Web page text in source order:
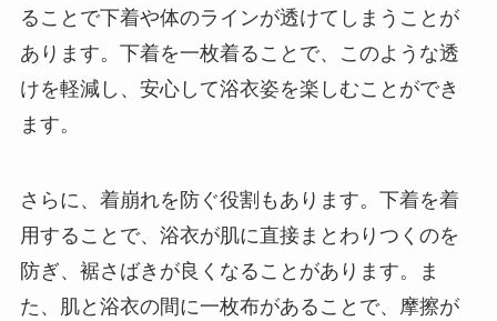
ることで下着や体のラインが透けてしまうことが
あります。下着を一枚着ることで、このような透
けを軽減し、安心して浴衣姿を楽しむことができ
ます。
さらに、着崩れを防ぐ役割もあります。下着を着
用することで、浴衣が肌に直接まとわりつくのを
防ぎ、裾さばきが良くなることがあります。ま
た、肌と浴衣の間に一枚布があることで、摩擦が